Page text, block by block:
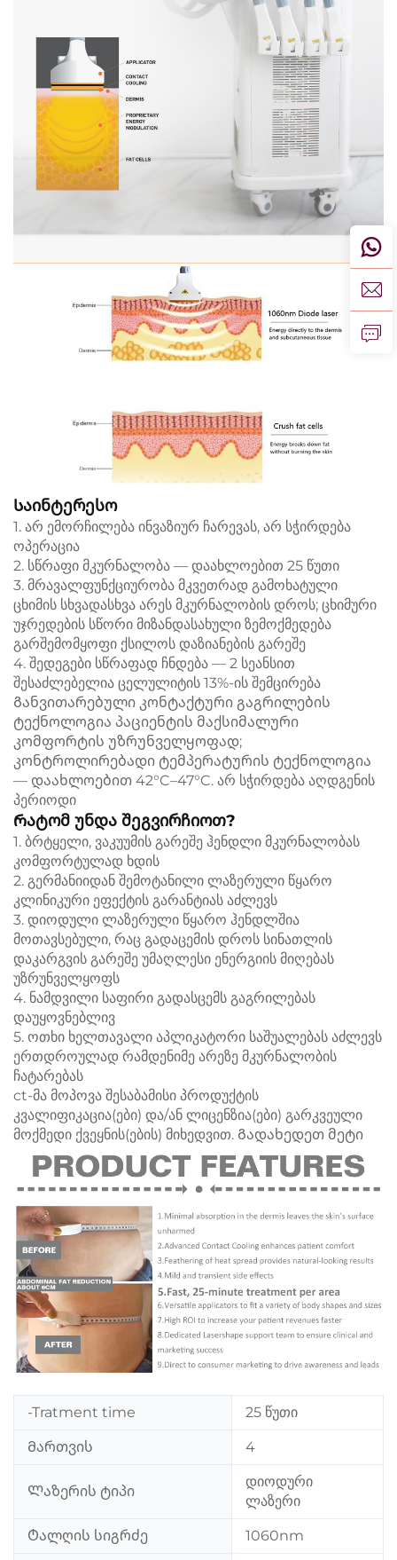
Საინტერესო
1. არ ემორჩილება ინვაზიურ ჩარევას, არ სჭირდება
ოპერაცია
2. სწრაფი მკურნალობა — დაახლოებით 25 წუთი
3. მრავალფუნქციურობა მკვეთრად გამოხატული
ცხიმის სხვადასხვა არეს მკურნალობის დროს; ცხიმური
უჯრედების სწორი მიზანდასახული ზემოქმედება
გარშემომყოფი ქსილოს დაზიანების გარეშე
4. შედეგები სწრაფად ჩნდება — 2 სეანსით
შესაძლებელია ცელულიტის 13%-ის შემცირება
Განვითარებული კონტაქტური გაგრილების
ტექნოლოგია პაციენტის მაქსიმალური
კომფორტის უზრუნველყოფად;
კონტროლირებადი ტემპერატურის ტექნოლოგია
— დაახლოებით 42°C–47°C. არ სჭირდება აღდგენის
პერიოდი
Რატომ უნდა შეგვირჩიოთ?
1. ბრტყელი, ვაკუუმის გარეშე ჰენდლი მკურნალობას
კომფორტულად ხდის
2. გერმანიიდან შემოტანილი ლაზერული წყარო
კლინიკური ეფექტის გარანტიას აძლევს
3. დიოდული ლაზერული წყარო ჰენდლშია
მოთავსებული, რაც გადაცემის დროს სინათლის
დაკარგვის გარეშე უმაღლესი ენერგიის მიღებას
უზრუნველყოფს
4. ნამდვილი საფირი გადასცემს გაგრილებას
დაუყოვნებლივ
5. ოთხი ხელთავალი აპლიკატორი საშუალებას აძლევს
ერთდროულად რამდენიმე არეზე მკურნალობის
ჩატარებას
ct-მა მოპოვა შესაბამისი პროდუქტის
კვალიფიკაცია(ები) და/ან ლიცენზია(ები) გარკვეული
მოქმედი ქვეყნის(ების) მიხედვით. Გადახედეთ მეტი
-Tratment time 25 წუთი
Მართვის 4
Ლაზერის ტიპი
დიოდური
ლაზერი
Ტალღის სიგრძე 1060nm